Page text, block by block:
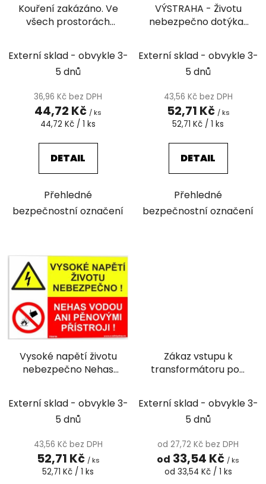
ů
k
Kouření zakázáno. Ve
všech prostorách
zakázáno používat
elektronické cigarety
Externí sklad - obvykle 3-
5 dnů
36,96 Kč bez DPH
44,72 Kč / ks
Měrná
44,72 Kč / 1 ks
DETAIL
Přehledné
bezpečnostní označení
VÝSTRAHA - Životu
nebezpečno dotýkat
zařízení VSTUP
ZAKÁZÁN
Externí sklad - obvykle 3-
5 dnů
43,56 Kč bez DPH
52,71 Kč / ks
Měrná
52,71 Kč / 1 ks
DETAIL
Přehledné
bezpečnostní označení
Vysoké napětí životu
nebezpečno Nehas
Externí sklad - obvykle 3-
5 dnů
43,56 Kč bez DPH
52,71 Kč / ks
Měrná
52,71 Kč / 1 ks
Zákaz vstupu k
transformátoru pod
Externí sklad - obvykle 3-
5 dnů
od 27,72 Kč bez DPH
od 33,54 Kč / ks
Měrná
od 33,54 Kč / 1 ks